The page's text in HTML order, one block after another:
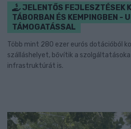
JELENTŐS FEJLESZTÉSEK
TÁBORBAN ÉS KEMPINGBEN -
TÁMOGATÁSSAL
Több mint 280 ezer eurós dotációból
szálláshelyet, bővítik a
infrastruktúrát is.